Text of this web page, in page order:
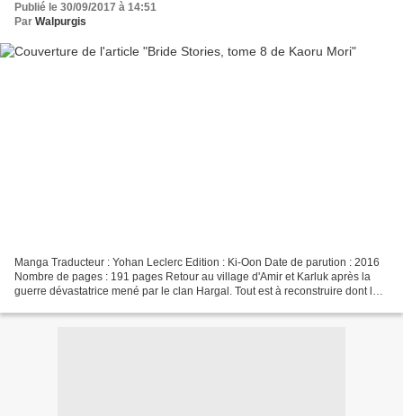
Publié le 30/09/2017 à 14:51
Par Walpurgis
Manga Traducteur : Yohan Leclerc Edition : Ki-Oon Date de parution : 2016
Nombre de pages : 191 pages Retour au village d'Amir et Karluk après la
guerre dévastatrice mené par le clan Hargal. Tout est à reconstruire dont le